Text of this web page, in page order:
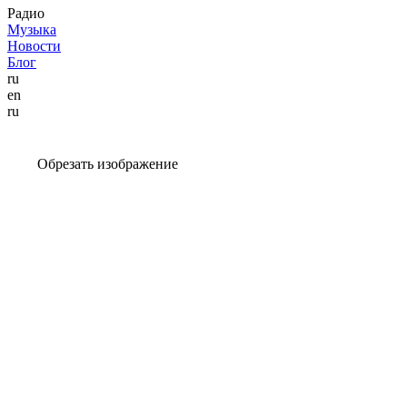
Радио
Музыка
Новости
Блог
ru
en
ru
Обрезать изображение